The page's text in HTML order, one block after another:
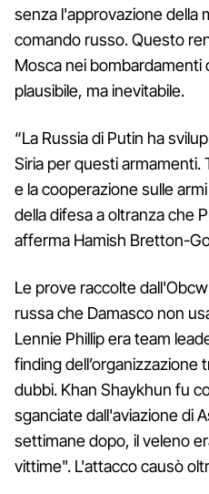
senza l'approvazione della
comando russo. Questo
Mosca nei bombardamenti
plausibile, ma inevitabile.
“La Russia di Putin ha
Siria per questi armamenti.
e la cooperazione sulle
della difesa a oltranza che
afferma Hamish Bretton-
Le prove raccolte
russa che Damasco non
Lennie Phillip era team
finding dell’organizzazione
dubbi. Khan Shaykhun fu
sganciate dall'aviazione di
settimane dopo, il veleno
vittime". L'attacco causò